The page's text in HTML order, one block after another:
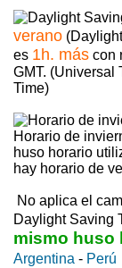
verano
es 1h. más con
GMT. (Universal
Time)
Horario de
huso horario
hay horario de
No aplica el
Daylight Saving
mismo huso
Argentina - Perú